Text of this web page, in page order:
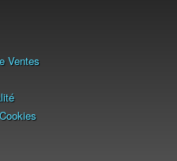
Ventes